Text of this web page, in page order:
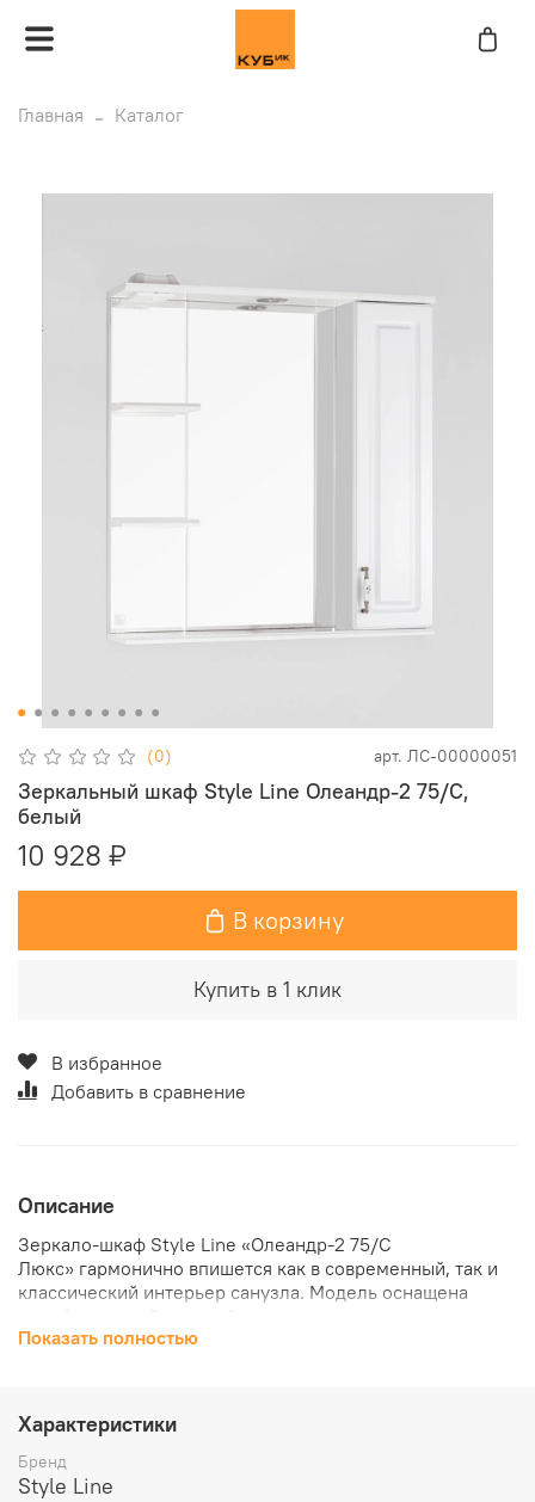
Главная Каталог
(0) арт. ЛС-00000051
Зеркальный шкаф Style Line Олеандр-2 75/С,
белый
10 928 ₽
В корзину
Купить в 1 клик
В избранное
Добавить в сравнение
Описание
Зеркало-шкаф Style Line «Олеандр-2 75/С
Люкс» гармонично впишется как в современный, так и
классический интерьер санузла. Модель оснащена
стеклянными полками на прочных немецких
порезы. Зеркало по периметру оформлено фацетом
шириной 5 мм. Боковые открытые полки идеально
подходят для косметики и предметов декора. Для
удобства в модели предусмотрены подсветка, розетка и
Показать полностью
Характеристики
Бренд
Style Line